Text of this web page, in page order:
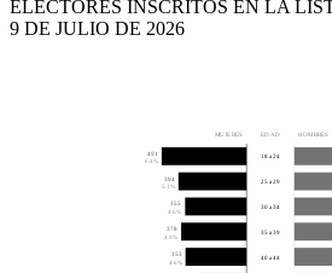
ELECTORES INSCRITOS EN LA
9 DE JULIO DE 2026
MUJERES EDAD HOMBRES
491
6.4%
18 a 24
394
5.1%
25 a 29
355
4.6%
30 a 34
378
4.9%
35 a 39
353
4.6%
40 a 44